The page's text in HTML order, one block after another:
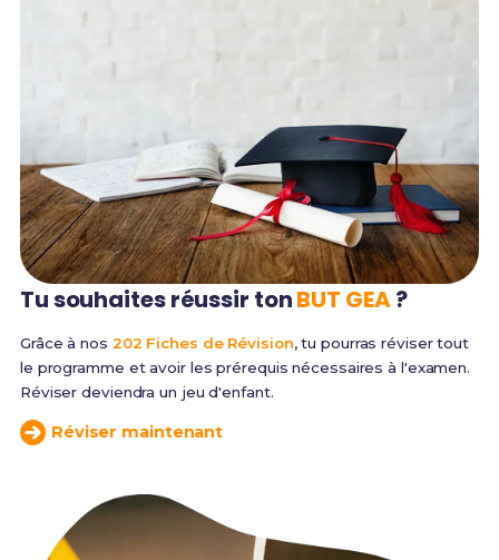
Tu souhaites réussir tonBUT GEA?
Grâce à nos 202 Fiches de Révision, tu pourras réviser tout
le programme et avoir les prérequis nécessaires à l'examen.
Réviser deviendra un jeu d'enfant.
Réviser maintenant